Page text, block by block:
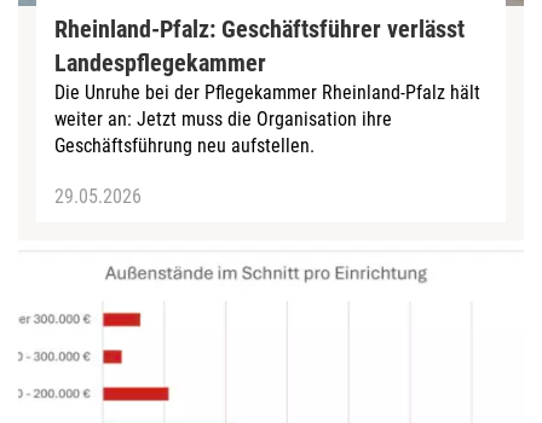
Rheinland-Pfalz: Geschäftsführer verlässt
Landespflegekammer
Die Unruhe bei der Pflegekammer Rheinland-Pfalz hält
weiter an: Jetzt muss die Organisation ihre
Geschäftsführung neu aufstellen.
29.05.2026